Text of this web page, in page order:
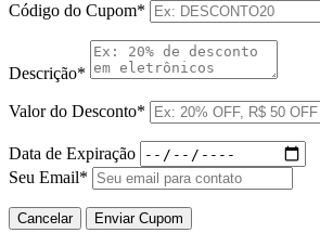
Código do Cupom*
Descrição*
Valor do Desconto*
Data de Expiração
Seu Email*
Cancelar Enviar Cupom